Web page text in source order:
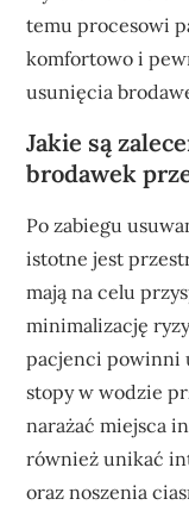
temu procesowi
komfortowo i
usunięcia
Jakie są
brodawek
Po zabiegu
istotne jest
mają na celu
minimalizację
pacjenci powinni
stopy w wodzie
narażać miejsca
również unikać
oraz noszenia